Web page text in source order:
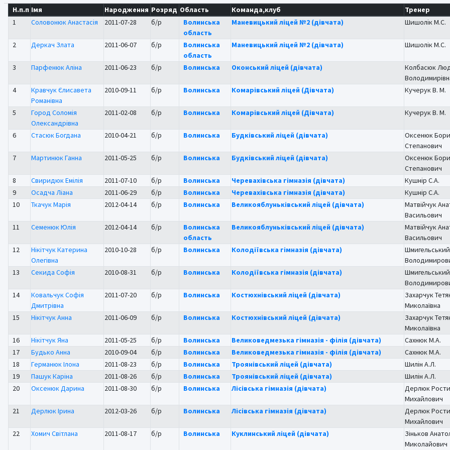
Н.п.п Імя Народження Розряд Область Команда,клуб
Тренер
1
Соловонюк Анастасія 2011-07-28 б/р
Волинська
область
Маневицький ліцей №2 (дівчата) Шишолік М.С.
2 Деркач Злата 2011-06-07 б/р
Волинська
область
Маневицький ліцей №2 (дівчата) Шишолік М.С.
3 Парфенюк Аліна 2011-06-23 б/р Волинська Оконський ліцей (дівчата)
Колбасюк
4
Кравчук Єлисавета
Романівна
2010-09-11 б/р Волинська Комарівський ліцей (Дівчата) Кучерук В. М.
5
Город Соломія
Олександрівна
2011-02-08 б/р Волинська Комарівський ліцей (Дівчата) Кучерук В. М.
6 Стасюк Богдана 2010-04-21 б/р Волинська Будківський ліцей (дівчата)
Оксенюк
Степанович
7
Мартинюк Ганна 2011-05-25 б/р Волинська Будківський ліцей (дівчата)
Оксенюк
Степанович
8
Свиридюк Емілія 2011-07-10 б/р Волинська Черевахівська гімназія (дівчата)
Кушнір С.А.
9
Осадча Ліана 2011-06-29 б/р Волинська Черевахівська гімназія (дівчата)
Кушнір С.А.
10
Ткачук Марія 2012-04-14 б/р Волинська Великояблуньківський ліцей (дівчата)
Матвійчук
Васильович
11
Семенюк Юлія 2012-04-14 б/р
Волинська
область
Великояблуньківський ліцей (дівчата)
Матвійчук
Васильович
12
Нікітчук Катерина
Олегівна
2010-10-28 б/р Волинська Колодіївська гімназія (дівчата)
Шмигельський
13
Секида Софія 2010-08-31 б/р Волинська Колодіївська гімназія (дівчата)
Шмигельський
14
Ковальчук Софія
Дмитрівна
2011-07-20 б/р Волинська Костюхнівський ліцей (дівчата)
Захарчук
Миколаївна
15
Нікітчук Анна 2011-06-09 б/р Волинська Костюхнівський ліцей (дівчата)
Захарчук
Миколаївна
16
Нікітчук Яна 2011-05-25 б/р Волинська Великоведмезька гімназія - філія (дівчата)
Сахнюк М.А.
17
Будько Анна 2010-09-04 б/р Волинська Великоведмезька гімназія - філія (дівчата)
Сахнюк М.А.
18
Германюк Ілона 2011-08-23 б/р Волинська Троянівський ліцей (дівчата)
Шилін А.Л.
19
Пашук Каріна 2011-08-26 б/р Волинська Троянівський ліцей (дівчата)
Шилін А.Л.
20
Оксенюк Дарина 2011-08-30 б/р Волинська Лісівська гімназія (дівчата)
Дерлюк
Михайлович
21
Дерлюк Ірина 2012-03-26 б/р Волинська Лісівська гімназія (дівчата)
Дерлюк
Михайлович
22
Хомич Світлана 2011-08-17 б/р Волинська Куклинський ліцей (дівчата)
Зіньков
Миколайович